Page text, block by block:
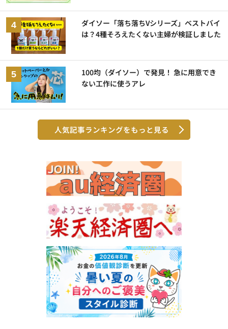
ダイソー「落ち落ちVシリーズ」ベストバイ
は？4種そろえたくない主婦が検証しました
100均（ダイソー）で発見！ 急に用意でき
ない工作に使うアレ
人気記事ランキングをもっと見る